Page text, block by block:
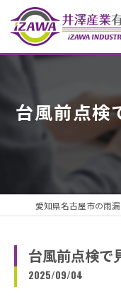
台風前点検
台風前点検で
2025/09/04